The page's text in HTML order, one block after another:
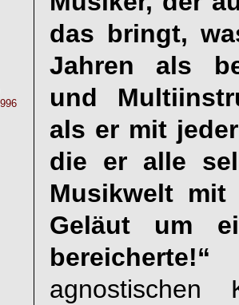
das bringt,
Jahren als
und
als er mit
die er alle
Musikwelt mit
Geläut um
bereicherte!“